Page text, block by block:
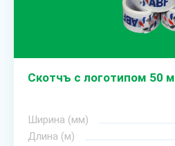
Скотчъ с логотипом 50
Ширина (мм)
Длина (м)